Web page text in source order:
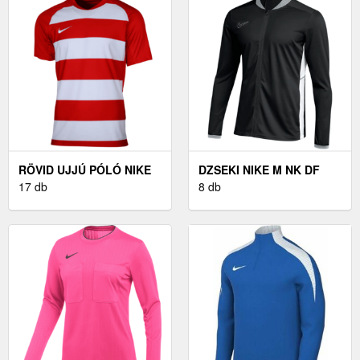
RÖVID UJJÚ PÓLÓ NIKE
TEAM CREW RAZOR
17 db
DZSEKI NIKE M NK DF
ACD25 TRK JKT K
8 db